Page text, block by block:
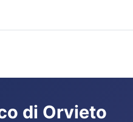
di Orvieto